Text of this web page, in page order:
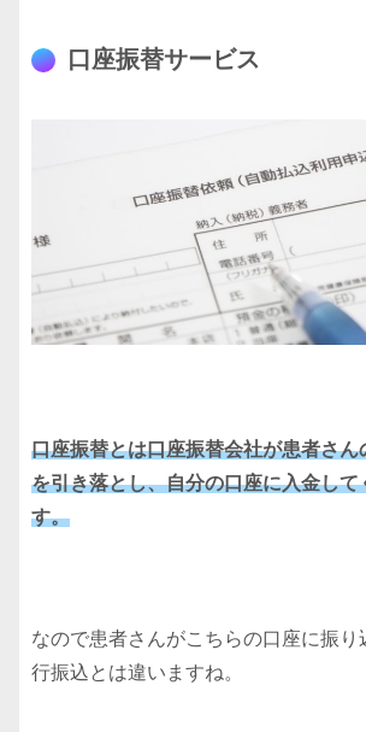
口座振替サービス
口座振替とは口座振替会社が患者さん
を引き落とし、自分の口座に入金して
す。
なので患者さんがこちらの口座に振り
行振込とは違いますね。